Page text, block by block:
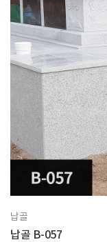
납골
납골 B-057